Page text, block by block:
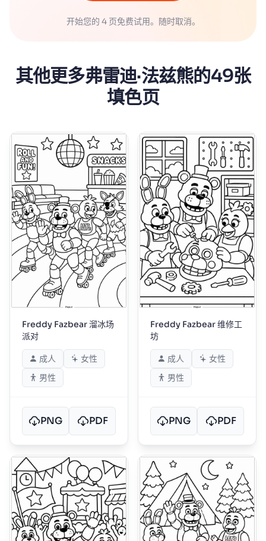
开始您的 4 页免费试用。随时取消。
其他更多弗雷迪·法兹熊的49张
填色页
Freddy Fazbear 溜冰场
派对
成人
女性
男性
PNG PDF
Freddy Fazbear 维修工
坊
成人
女性
男性
PNG PDF